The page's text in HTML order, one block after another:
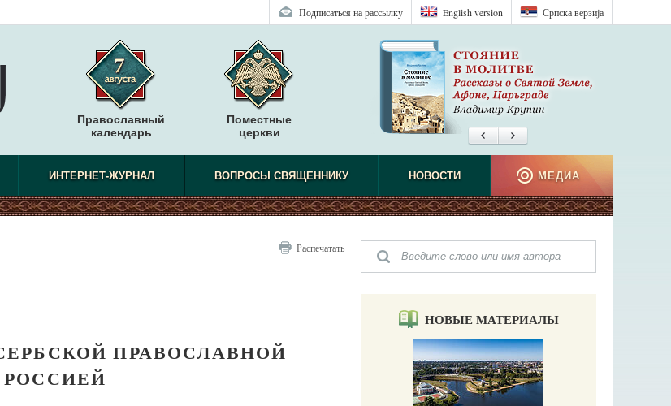
Српска верзиjа
English version
Подписаться на рассылку
Православный
календарь
Поместные
церкви
ИНТЕРНЕТ-ЖУРНАЛ ВОПРОСЫ СВЯЩЕННИКУ НОВОСТИ МЕДИА
Распечатать
ПРАВОСЛАВНОЙ
НОВЫЕ МАТЕРИАЛЫ